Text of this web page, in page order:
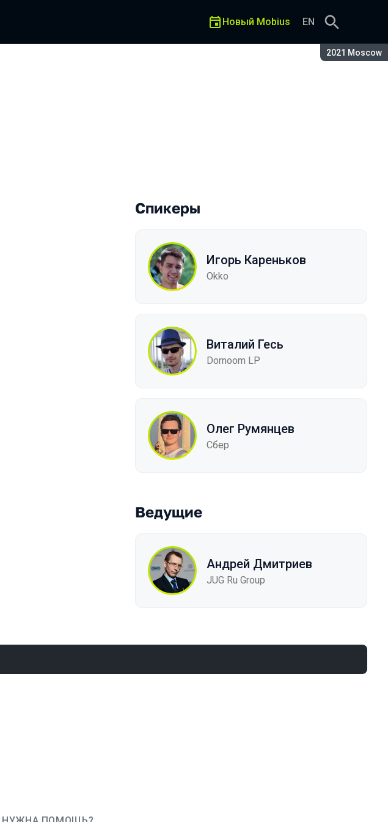
Сезон:
2021 Moscow
Новый Mobius EN
Спикеры
Игорь Кареньков
Okko
Виталий Гесь
Dornoom LP
Олег Румянцев
Сбер
Ведущие
Андрей Дмитриев
JUG Ru Group